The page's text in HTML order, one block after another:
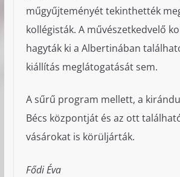
műgyűjteményét tekinthették
kollégisták. A művészetkedvelő
hagyták ki a Albertinában
kiállítás meglátogatását sem.
A sűrű program mellett, a
Bécs központját és az ott
vásárokat is körüljárták.
Fődi Éva